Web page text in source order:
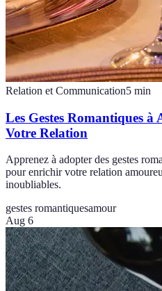
Relation et Communication5 min
Les Gestes Romantiques
Votre Relation
Apprenez à adopter des gestes
pour enrichir votre relation
inoubliables.
gestes romantiquesamour
Aug 6